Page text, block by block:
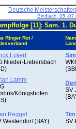
Deutsche
Bindlach, 05.-
[11]: Sam. 1.
Ringer Rot /
Eckert
Nieder-Liebersbach
Lamm
Königshofen
SV
Reggel
Westendorf (BAY)
SV